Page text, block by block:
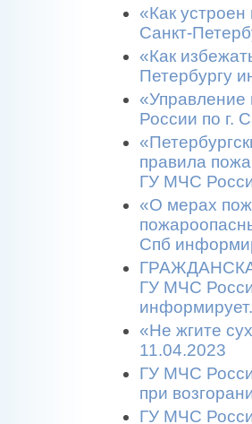
«Как
Санкт-
«Как
Петербургу
«Управление
России по г.
правила
ГУ МЧС
«О мерах
Спб
ГУ МЧС
«Не жгите
11.04.2023
ГУ МЧС
при
ГУ МЧС